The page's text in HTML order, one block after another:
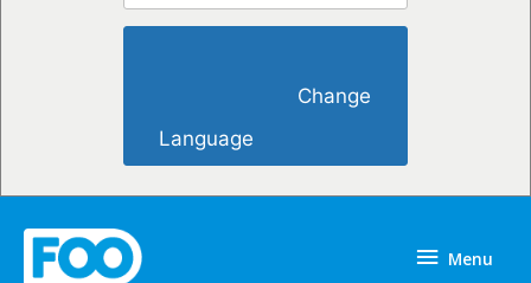
Language
Menu